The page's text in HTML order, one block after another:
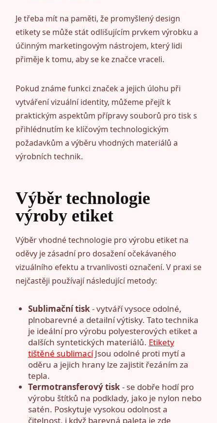
Je třeba mít na paměti, že promyšlený design
etikety se může stát odlišujícím prvkem výrobku a
účinným marketingovým nástrojem, který lidi
přiměje k tomu, aby se ke značce vraceli.
Pokud známe funkci značek a jejich úlohu při
vytváření vizuální identity, můžeme přejít k
praktickým aspektům přípravy souborů pro tisk s
přihlédnutím ke klíčovým technologickým
požadavkům a výběru vhodných materiálů a
výrobních technik.
Výběr technologie
výroby etiket
Výběr vhodné technologie pro výrobu etiket na
oděvy je zásadní pro dosažení očekávaného
vizuálního efektu a trvanlivosti označení. V praxi se
nejčastěji používají následující metody:
Sublimační tisk- vytváří vysoce odolné,
plnobarevné a detailní výtisky. Tato technika
je ideální pro výrobu polyesterových etiket a
dalších syntetických materiálů. Etikety
tištěné sublimacíJsou odolné proti mytí a
oděru a jejich hrany lze zajistit řezáním za
tepla.
Termotransferový tisk- se dobře hodí pro
výrobu štítků na podklady, jako je nylon nebo
satén. Poskytuje vysokou odolnost a
čitelnost, i když barevná paleta je zde